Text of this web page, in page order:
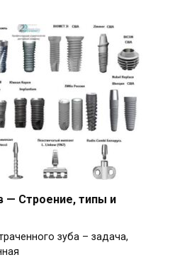
— Строение, типы и
зуба – задача,